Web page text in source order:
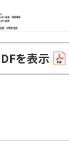
を表示